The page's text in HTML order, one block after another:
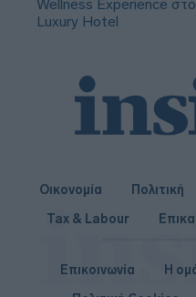
Wellness Experience
Luxury Hotel
Οικονομία Πολιτική
Tax & Labour
Επικοινωνία Η